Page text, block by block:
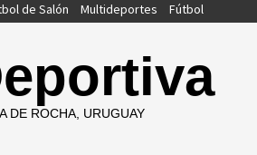
de Salón Multideportes Fútbol
DE ROCHA, URUGUAY